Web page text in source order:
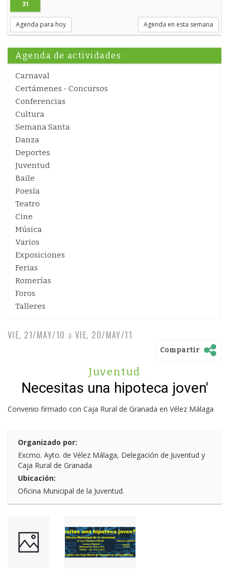
31
Agenda para hoy Agenda en esta semana
Agenda de actividades
Carnaval
Certámenes - Concursos
Conferencias
Cultura
Semana Santa
Danza
Deportes
Juventud
Baile
Poesía
Teatro
Cine
Música
Varios
Exposiciones
Ferias
Romerías
Foros
Talleres
VIE, 21/MAY/10 a VIE, 20/MAY/11
Compartir
Juventud
Necesitas una hipoteca joven'
Convenio firmado con Caja Rural de Granada en Vélez Málaga
Organizado por:
Excmo. Ayto. de Vélez Málaga, Delegación de Juventud y
Caja Rural de Granada
Ubicación:
Oficina Municipal de la Juventud.